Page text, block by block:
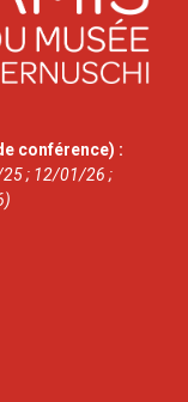
conférence) :
; 12/01/26 ;